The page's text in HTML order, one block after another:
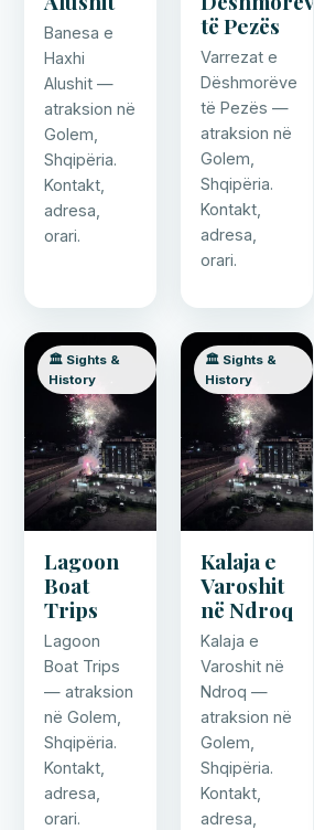
Banesa e
Haxhi
Alushit —
atraksion në
Golem,
Shqipëria.
Kontakt,
adresa,
orari.
të Pezës
Varrezat e
Dëshmorëve
të Pezës —
atraksion në
Golem,
Shqipëria.
Kontakt,
adresa,
orari.
🏛️ Sights &
History
Lagoon
Boat
Trips
Lagoon
Boat Trips
— atraksion
në Golem,
Shqipëria.
Kontakt,
adresa,
orari.
🏛️ Sights &
History
Kalaja e
Varoshit
në Ndroq
Kalaja e
Varoshit në
Ndroq —
atraksion në
Golem,
Shqipëria.
Kontakt,
adresa,